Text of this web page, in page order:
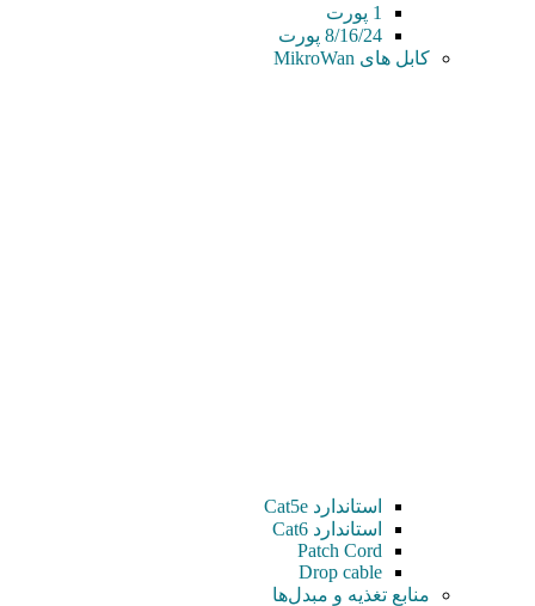
1 پورت
8/16/24 پورت
کابل های MikroWan
استاندارد Cat5e
استاندارد Cat6
Patch Cord
Drop cable
منابع تغذیه و مبدل‌ها